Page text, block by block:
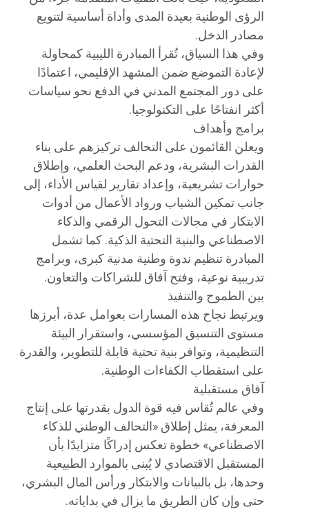
الرؤى الوطنية بعيدة المدى وأداة أساسية لتنويع
مصادر الدخل.
وفي هذا السياق، تُقرأ المبادرة الليبية كمحاولة
لإعادة التموضع ضمن المشهد الإقليمي، اعتمادًا
على دور المجتمع المدني في الدفع نحو سياسات
أكثر انفتاحًا على التكنولوجيا.
برامج وأهداف
ويعلن القائمون على التحالف تركيزهم على بناء
القدرات البشرية، ودعم البحث العلمي، وإطلاق
حوارات تشريعية، وإعداد تقارير لقياس الأداء، إلى
جانب تمكين الشباب ورواد الأعمال من أدوات
الابتكار في مجالات التحول الرقمي والذكاء
الاصطناعي والبنية التحتية الذكية. كما تشمل
المبادرة تنظيم ندوة وطنية مدنية كبرى، وبرامج
تدريبية نوعية، وفتح آفاق للشراكات والتعاون.
بين الطموح والتنفيذ
ويرتبط نجاح هذه المسارات بعوامل عدة، أبرزها
مستوى التنسيق المؤسسي، واستقرار البيئة
التنظيمية، وتوافر بنية تحتية قابلة للتطوير، والقدرة
على استقطاب الكفاءات الوطنية.
آفاق مستقبلية
وفي عالم تُقاس فيه قوة الدول بقدرتها على إنتاج
المعرفة، يمثل إطلاق «التحالف الوطني للذكاء
الاصطناعي» خطوة تعكس إدراكًا متزايدًا بأن
المستقبل الاقتصادي لا يُبنى بالموارد الطبيعية
وحدها، بل بالبيانات والابتكار ورأس المال البشري،
حتى وإن كان الطريق ما يزال في بداياته.